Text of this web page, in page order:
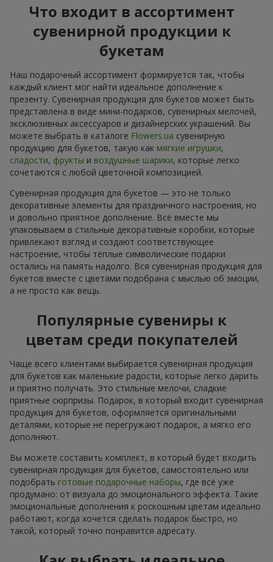
Что входит в ассортимент
сувенирной продукции к
букетам
Наш подарочный ассортимент формируется так, чтобы
каждый клиент мог найти идеальное дополнение к
презенту. Сувенирная продукция для букетов может быть
представлена в виде мини-подарков, сувенирных мелочей,
эксклюзивных аксессуаров и дизайнерских украшений. Вы
можете выбрать в каталоге Flowers.ua сувенирную
продукцию для букетов, такую как мягкие игрушки,
сладости, фрукты и воздушные шарики, которые легко
сочетаются с любой цветочной композицией.
Сувенирная продукция для букетов — это не только
декоративные элементы для праздничного настроения, но
и довольно приятное дополнение. Всё вместе мы
упаковываем в стильные декоративные коробки, которые
привлекают взгляд и создают соответствующее
настроение, чтобы тёплые символические подарки
остались на память надолго. Вся сувенирная продукция для
букетов вместе с цветами подобрана с мыслью об эмоции,
а не просто как вещь.
Популярные сувениры к
цветам среди покупателей
Чаще всего клиентами выбирается сувенирная продукция
для букетов как маленькие радости, которые легко дарить
и приятно получать. Это стильные мелочи, сладкие
приятные сюрпризы. Подарок, в который входит сувенирная
продукция для букетов, оформляется оригинальными
деталями, которые не перегружают подарок, а мягко его
дополняют.
Вы можете составить комплект, в который будет входить
сувенирная продукция для букетов, самостоятельно или
подобрать готовые подарочные наборы, где всё уже
продумано: от визуала до эмоционального эффекта. Такие
эмоциональные дополнения к роскошным цветам идеально
работают, когда хочется сделать подарок быстро, но
такой, который точно понравится адресату.